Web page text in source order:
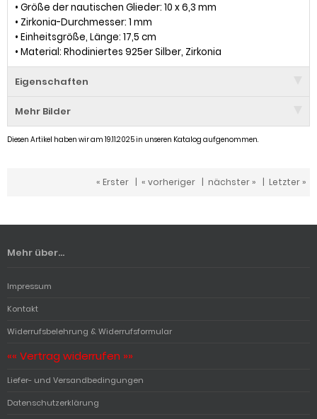
• Größe der nautischen Glieder: 10 x 6,3 mm
• Zirkonia-Durchmesser: 1 mm
• Einheitsgröße, Länge: 17,5 cm
• Material: Rhodiniertes 925er Silber, Zirkonia
Eigenschaften
Mehr Bilder
Diesen Artikel haben wir am 19.11.2025 in unseren Katalog aufgenommen.
« Erster | « vorheriger | nächster » | Letzter »
Mehr über...
Impressum
Kontakt
Widerrufsbelehrung & Widerrufsformular
«« Vertrag widerrufen »»
Liefer- und Versandbedingungen
Datenschutzerklärung